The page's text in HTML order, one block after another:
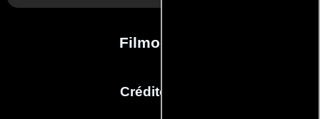
Filmografía
Créditos en: